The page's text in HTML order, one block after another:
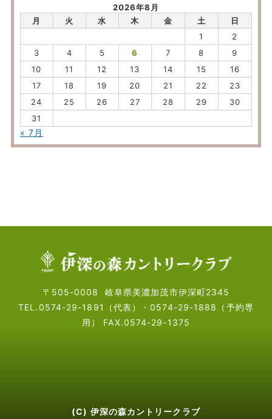
2026年8月
月
火 水 木 金 土
日
1
2
3
4 5 6 7 8
9
10
11 12 13 14 15
16
17
18 19 20 21 22
23
24
25 26 27 28 29
30
31
« 7月
〒505-0008
岐阜県美濃加茂市伊深町2345
TEL.0574-29-1891（代表）・0574-29-1888（予約専
用）
FAX.0574-29-1375
(C) 伊深の森カントリークラブ